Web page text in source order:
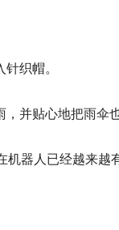
织帽。
并贴心地把雨伞也
器人已经越来越